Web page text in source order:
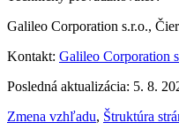
Galileo Corporation s.r.o.,
Kontakt: Galileo Corporation
Posledná aktualizácia: 5. 8.
Zmena vzhľadu, Štruktúra